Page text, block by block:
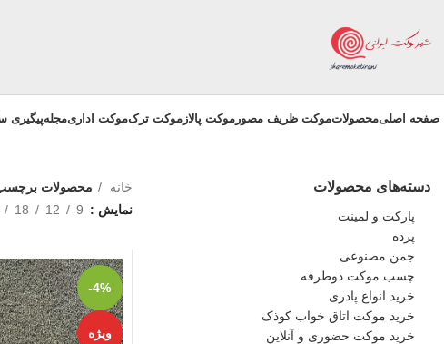
صفحه اصلیمحصولاتموکت ظریف مصور موکت پالاز موکت ترکموکت اداریمجلهپیگیری
دسته‌های محصولات
پارکت و لمینت
پرده
جمن مصنوعی
چسب موکت دوطرفه
خرید انواع پادری
خرید موکت اتاق خواب کوذک
خرید موکت حضوری و آنلاین
خانه
محصولات
نمایش
9
12
18
-4%
ویژه